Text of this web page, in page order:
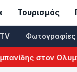
Τουρισμός
Φωτογραφίες
στον